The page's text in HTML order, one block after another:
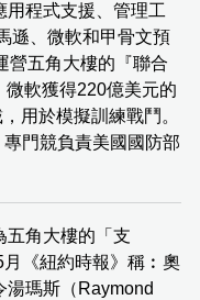
用程式支援、管理工
遜、微軟和甲骨文預
營五角大樓的『聯合
軟獲得220億美元的
用於模擬訓練戰鬥。
門競負責美國國防部
五角大樓的「支
《紐約時報》稱︰奧
湯瑪斯（Raymond